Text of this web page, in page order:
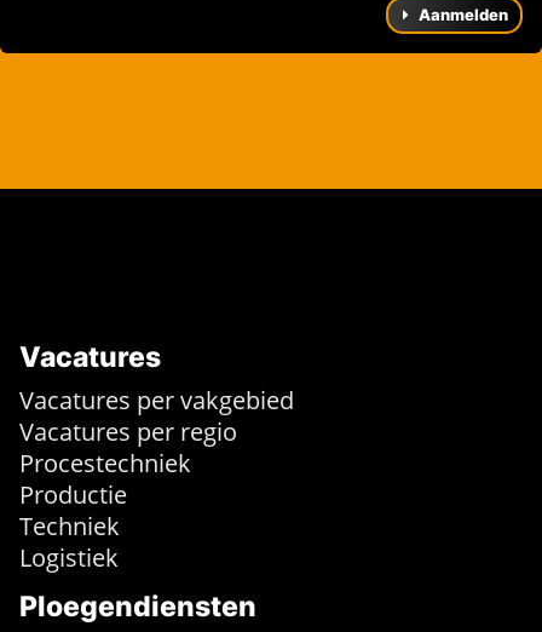
Aanmelden
Vacatures
Vacatures per vakgebied
Vacatures per regio
Procestechniek
Productie
Techniek
Logistiek
Ploegendiensten